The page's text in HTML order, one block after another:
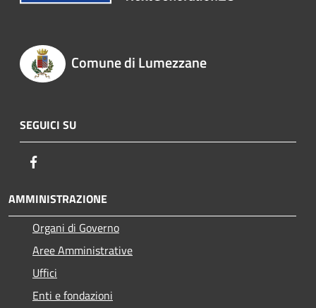
Comune di Lumezzane
SEGUICI SU
AMMINISTRAZIONE
Organi di Governo
Aree Amministrative
Uffici
Enti e fondazioni